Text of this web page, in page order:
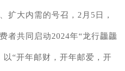
扩大内需的号召，2月5日，
者共同启动2024年“龙行龘龘
“开年邮财，开年邮爱，开